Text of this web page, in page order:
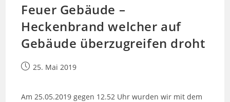
Feuer Gebäude –
Heckenbrand welcher auf
Gebäude überzugreifen droht
Beitrag25. Mai 2019
Am 25.05.2019 gegen 12.52 Uhr wurden wir mit dem